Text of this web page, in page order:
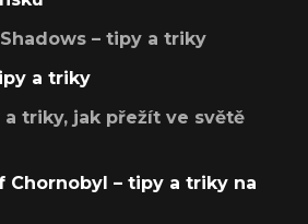
– tipy a triky
a triky
a triky, jak přežít ve světě
Chornobyl – tipy a triky na